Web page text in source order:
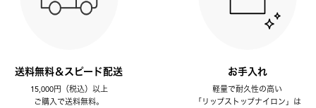
送料無料＆スピード配送
15,000円（税込）以上
ご購入で送料無料。
お手入れ
軽量で耐久性の高い
「リップストップナイロン」は